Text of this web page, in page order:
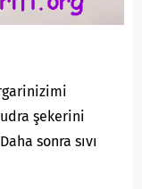
şekerini
sonra sıvı